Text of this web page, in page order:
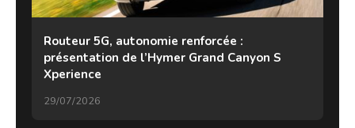
Routeur 5G, autonomie renforcée :
présentation de l’Hymer Grand Canyon S
Xperience
29/07/2026